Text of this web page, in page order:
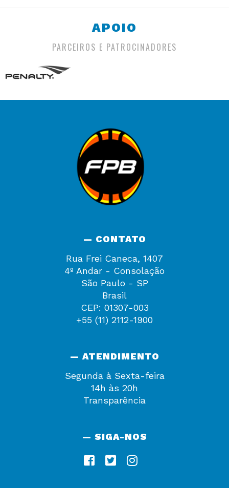
APOIO
PARCEIROS E PATROCINADORES
— CONTATO
Rua Frei Caneca, 1407
4º Andar - Consolação
São Paulo - SP
Brasil
CEP: 01307-003
+55 (11) 2112-1900
— ATENDIMENTO
Segunda à Sexta-feira
14h às 20h
Transparência
— SIGA-NOS